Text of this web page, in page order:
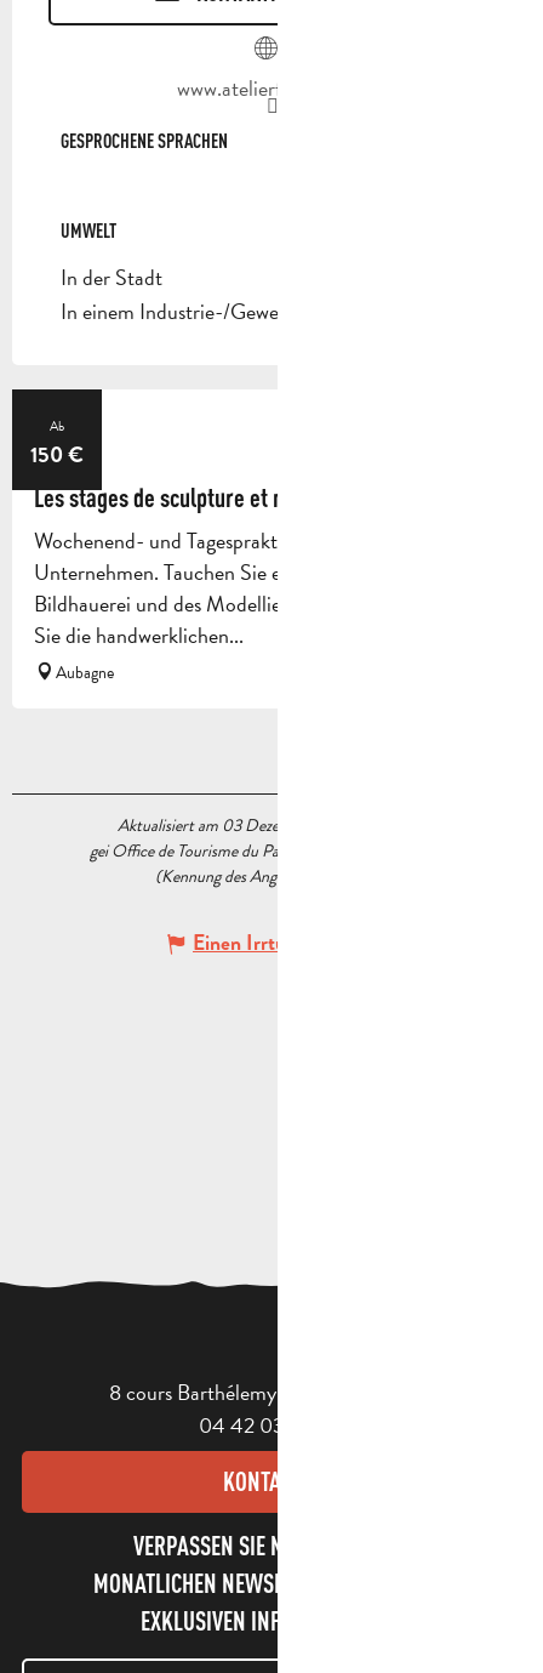
www.atelierfanny.com
GESPROCHENE SPRACHEN
GESPROCHENE SPRACHEN
UMWELT
UMWELT
In der Stadt
In einem Industrie-/Gewerbegebiet
Ab
150€
12.
SEP
Les stages de sculpture et modelage d'Anthony
Wochenend- und Tagespraktika, Teambuilding für
Unternehmen. Tauchen Sie ein in die Welt der
Bildhauerei und des Modellierens aus Ton. Entdecken
Sie die handwerklichen...
Aubagne
Aktualisiert am 03 Dezember 2025 Um 16:10
gei Office de Tourisme du Pays d’Aubagne et de l’Étoile
(Kennung des Angebots :
Einen Irrtum angeben
8 cours Barthélemy - 13400 Aubagne
04 42 03 49 98
KONTAKT
VERPASSEN SIE NICHT UNSEREN
MONATLICHEN NEWSLETTER UND UNSERE
EXKLUSIVEN INFORMATIONEN!